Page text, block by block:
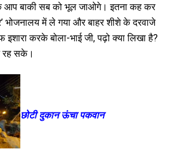
आप बाकी सब को भूल जाओगे। इतना कह कर
भोजनालय में ले गया और बाहर शीशे के दरवाजे
इशारा करके बोला-भाई जी, पढ़ो क्या लिखा है?
रह सके।
छोटी दुकान ऊंचा पकवान